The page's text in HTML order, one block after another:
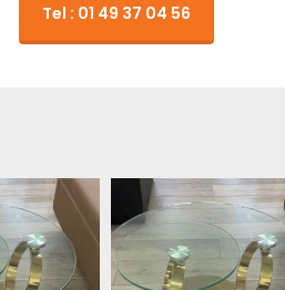
Tel : 01 49 37 04 56